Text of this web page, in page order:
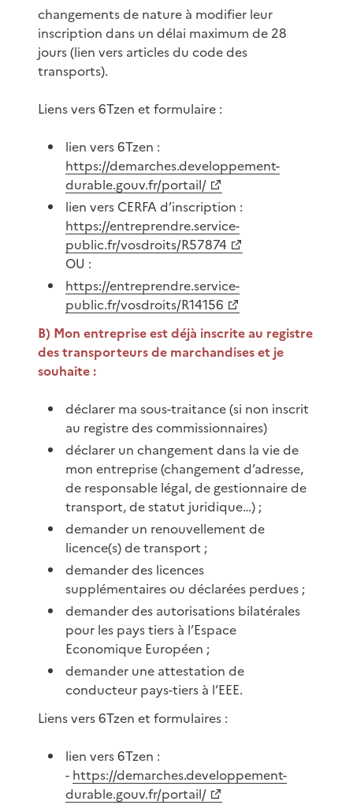
changements de nature à modifier leur
inscription dans un délai maximum de 28
jours (lien vers articles du code des
transports).
Liens vers 6Tzen et formulaire :
lien vers 6Tzen :
https://demarches.developpement-
durable.gouv.fr/portail/
lien vers CERFA d’inscription :
https://entreprendre.service-
public.fr/vosdroits/R57874
OU :
https://entreprendre.service-
public.fr/vosdroits/R14156
B) Mon entreprise est déjà inscrite au registre
des transporteurs de marchandises et je
souhaite :
déclarer ma sous-traitance (si non inscrit
au registre des commissionnaires)
déclarer un changement dans la vie de
mon entreprise (changement d’adresse,
de responsable légal, de gestionnaire de
transport, de statut juridique…) ;
demander un renouvellement de
licence(s) de transport ;
demander des licences
supplémentaires ou déclarées perdues ;
demander des autorisations bilatérales
pour les pays tiers à l’Espace
Economique Européen ;
demander une attestation de
conducteur pays-tiers à l’EEE.
Liens vers 6Tzen et formulaires :
lien vers 6Tzen :
- https://demarches.developpement-
durable.gouv.fr/portail/